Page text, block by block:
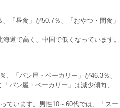
「昼食」が50.7％、「おやつ・間食」
道で高く、中国で低くなっています。
、「パン屋・ベーカリー」が46.3％、
パン屋・ベーカリー」は減少傾向、
ています。男性10～60代では、「スー